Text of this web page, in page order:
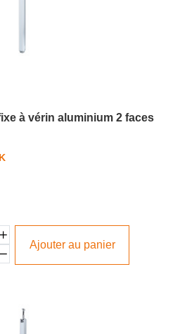
à vérin aluminium 2 faces
Ajouter au panier